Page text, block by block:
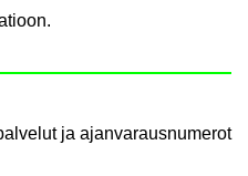
ja ajan­va­raus­nu­me­rot